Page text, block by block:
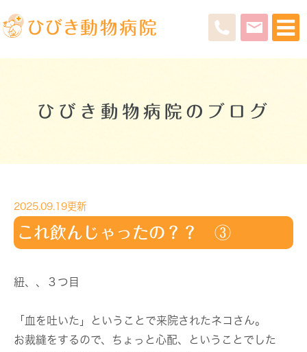
ひびき動物病院のブログ
2025.09.19更新
これ飲んじゃったの？？ ③
紐、、３つ目
「血を吐いた」ということで来院されたネコさん。
お裁縫をするので、ちょっと心配、ということでした